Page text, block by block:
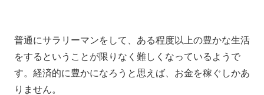
普通にサラリーマンをして、ある程度以上の豊かな生活
をするということが限りなく難しくなっているようで
す。経済的に豊かになろうと思えば、お金を稼ぐしかあ
りません。